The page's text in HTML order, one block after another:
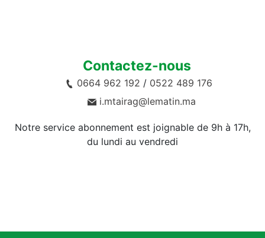
Contactez-nous
0664 962 192 / 0522 489 176
i.mtairag@lematin.ma
Notre service abonnement est joignable de 9h à 17h,
du lundi au vendredi